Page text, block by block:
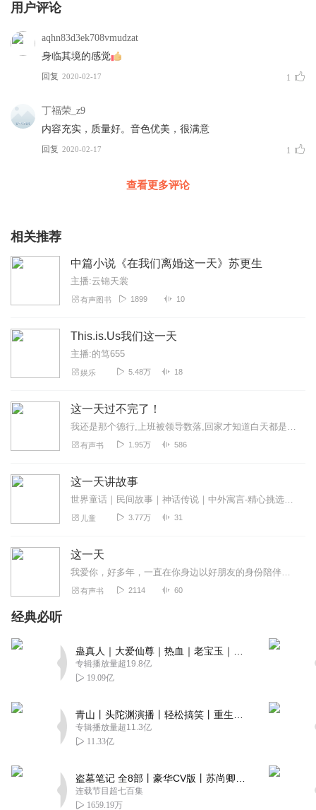
用户评论
aqhn83d3ek708vmudzat
身临其境的感觉
回复 2020-02-17 1
丁福荣_z9
内容充实，质量好。音色优美，很满意
回复 2020-02-17 1
查看更多评论
相关推荐
中篇小说《在我们离婚这一天》苏更生
主播:云锦天裳
有声图书 1899 10
This.is.Us我们这一天
主播:的笃655
娱乐 5.48万 18
这一天过不完了！
我还是那个德行,上班被领导数落,回家才知道白天都是在热身;在悲愤中坚强的活着,每次失败都是新的起点,所以每一天也都是新的。新书第一天爆更二十集，每天五更，播放量...
有声书 1.95万 586
这一天讲故事
世界童话｜民间故事｜神话传说｜中外寓言-精心挑选好故事，好版本--我轻轻讲，你静静听-...
儿童 3.77万 31
这一天
我爱你，好多年，一直在你身边以好朋友的身份陪伴这你。可是你也太迟钝了，那我只能让你习惯我在你身边的存在，一步一步将你拥入怀中，在也不放手。一直是你，余生也是你，...
有声书 2114 60
经典必听
专辑播放量超19.8亿
19.09亿
专辑播放量超11.3亿
11.33亿
连载节目超七百集
1659.19万